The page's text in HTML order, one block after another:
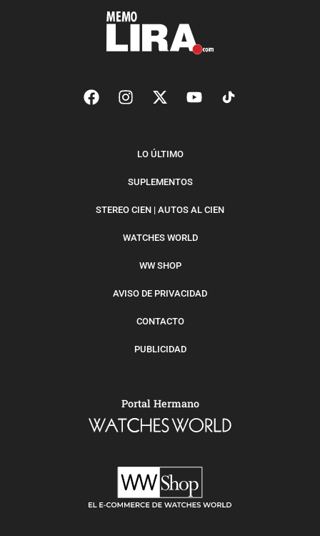
LO ÚLTIMO
SUPLEMENTOS
STEREO CIEN | AUTOS AL CIEN
WATCHES WORLD
WW SHOP
AVISO DE PRIVACIDAD
CONTACTO
PUBLICIDAD
Portal Hermano